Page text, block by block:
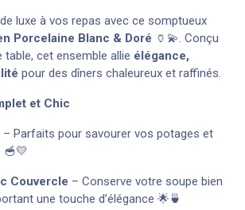
luxe à vos repas avec ce somptueux
Porcelaine Blanc & Doré 🏺💫. Conçu
cet ensemble allie élégance,
pour des dîners chaleureux et raffinés.
et Chic
– Parfaits pour savourer vos potages et
🥣💛
Couvercle – Conserve votre soupe bien
une touche d’élégance 🌟🍵